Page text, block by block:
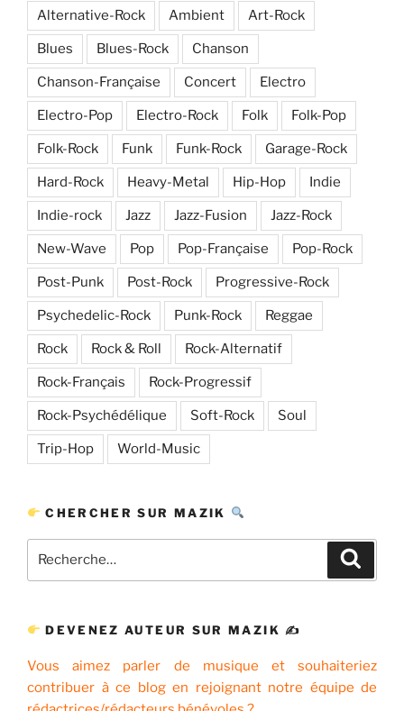
Alternative-Rock Ambient Art-Rock
Blues Blues-Rock Chanson
Chanson-Française Concert Electro
Electro-Pop Electro-Rock Folk Folk-Pop
Folk-Rock Funk Funk-Rock Garage-Rock
Hard-Rock Heavy-Metal Hip-Hop Indie
Indie-rock Jazz Jazz-Fusion Jazz-Rock
New-Wave Pop Pop-Française Pop-Rock
Post-Punk Post-Rock Progressive-Rock
Psychedelic-Rock Punk-Rock Reggae
Rock Rock & Roll Rock-Alternatif
Rock-Français Rock-Progressif
Rock-Psychédélique Soft-Rock Soul
Trip-Hop World-Music
CHERCHER SUR MAZIK
pour
DEVENEZ AUTEUR SUR MAZIK ✍
Vous aimez parler de musique et souhaiteriez
contribuer à ce blog en rejoignant notre équipe de